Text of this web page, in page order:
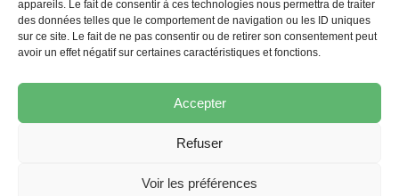
appareils. Le fait de consentir à ces technologies nous permettra de traiter
des données telles que le comportement de navigation ou les ID uniques
sur ce site. Le fait de ne pas consentir ou de retirer son consentement peut
avoir un effet négatif sur certaines caractéristiques et fonctions.
Accepter
Refuser
Voir les préférences
S'ABONNER(NOUVELLE FENÊTRE)
ADHÉRER
Épargne
(nouvelle fenêtre) Formation
(nouvelle fenêtre)
POLITIQUE DE COOKIES